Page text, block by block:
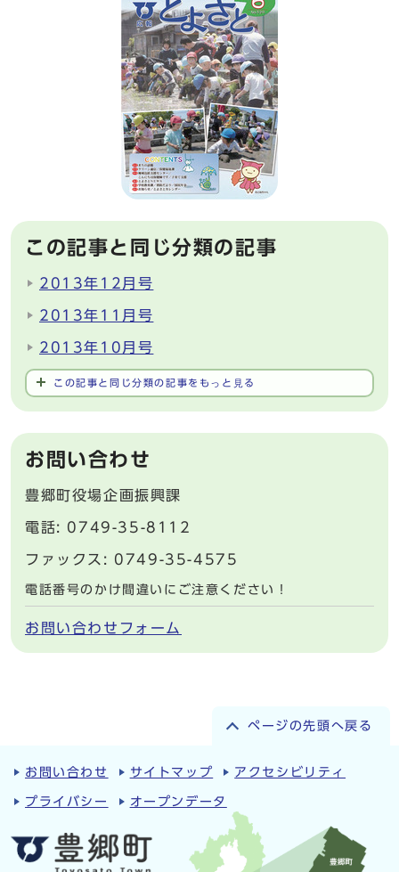
この記事と同じ分類の記事
2013年12月号
2013年11月号
2013年10月号
この記事と同じ分類の記事をもっと見る
お問い合わせ
豊郷町役場企画振興課
電話: 0749-35-8112
ファックス: 0749-35-4575
電話番号のかけ間違いにご注意ください！
お問い合わせフォーム
ページの先頭へ戻る
お問い合わせ サイトマップ アクセシビリティ
プライバシー オープンデータ